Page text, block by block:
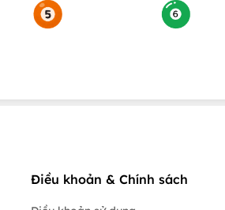
Điều khoản & Chính sách